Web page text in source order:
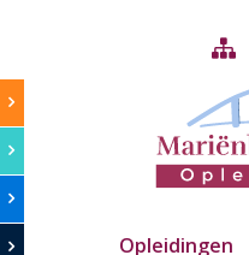
Opleidingen